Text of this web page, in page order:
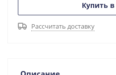
Купить
Рассчитать доставку